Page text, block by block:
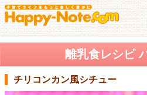
離乳食レシピ
チリコンカン風シチュー